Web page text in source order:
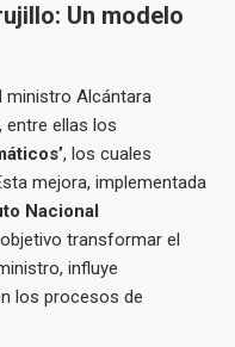
Un modelo
ministro Alcántara
entre ellas los
, los cuales
mejora, implementada
Nacional
transformar el
influye
los procesos de